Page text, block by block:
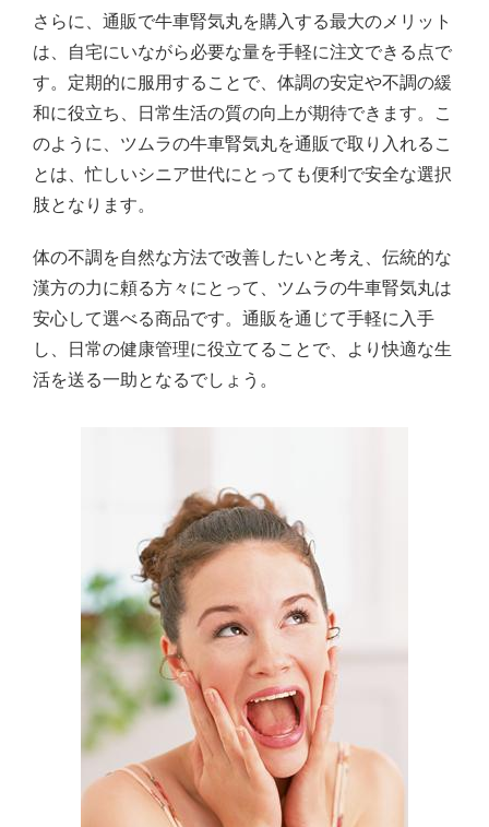
さらに、通販で牛車腎気丸を購入する最大のメリット
は、自宅にいながら必要な量を手軽に注文できる点で
す。定期的に服用することで、体調の安定や不調の緩
和に役立ち、日常生活の質の向上が期待できます。こ
のように、ツムラの牛車腎気丸を通販で取り入れるこ
とは、忙しいシニア世代にとっても便利で安全な選択
肢となります。
体の不調を自然な方法で改善したいと考え、伝統的な
漢方の力に頼る方々にとって、ツムラの牛車腎気丸は
安心して選べる商品です。通販を通じて手軽に入手
し、日常の健康管理に役立てることで、より快適な生
活を送る一助となるでしょう。